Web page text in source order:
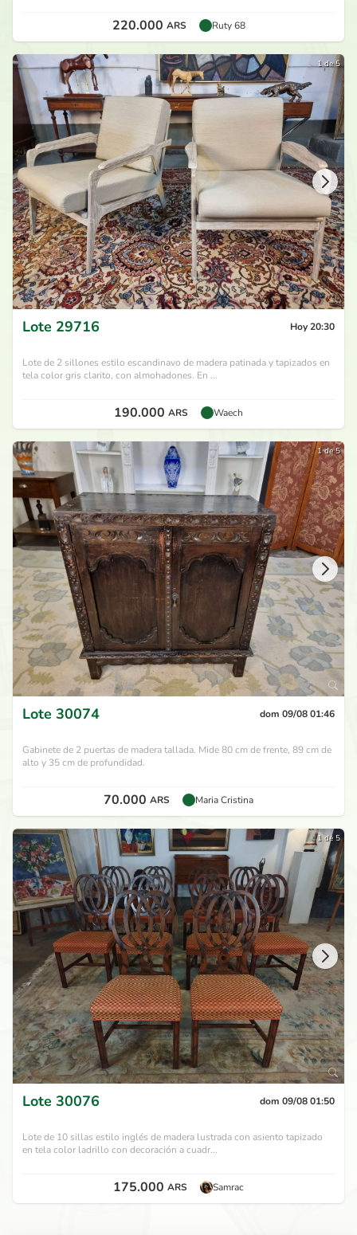
220.000 ARS Ruty 68
1 de 5
Lote 29716 Hoy 20:30
Lote de 2 sillones estilo escandinavo de madera patinada y tapizados en
tela color gris clarito, con almohadones. En ...
190.000 ARS Waech
1 de 5
Lote 30074 dom 09/08 01:46
Gabinete de 2 puertas de madera tallada. Mide 80 cm de frente, 89 cm de
alto y 35 cm de profundidad.
70.000 ARS Maria Cristina
1 de 5
Lote 30076 dom 09/08 01:50
Lote de 10 sillas estilo inglés de madera lustrada con asiento tapizado
en tela color ladrillo con decoración a cuadr...
175.000 ARS Samrac